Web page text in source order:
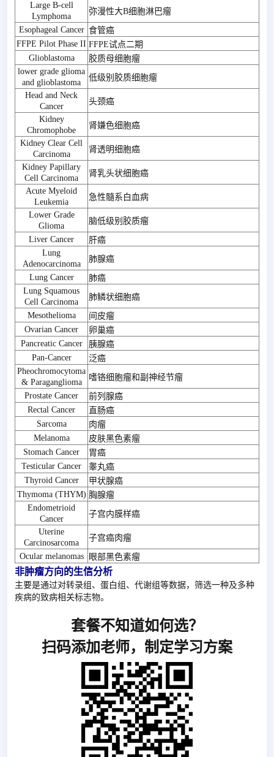
Large B-cell
Lymphoma
弥漫性大B细胞淋巴瘤
Esophageal Cancer 食管癌
FFPE Pilot Phase II FFPE试点二期
Glioblastoma
胶质母细胞瘤
lower grade glioma
and glioblastoma
低级别胶质细胞瘤
Head and Neck
Cancer
头颈癌
Kidney
Chromophobe
肾嫌色细胞癌
Kidney Clear Cell
Carcinoma
肾透明细胞癌
Kidney Papillary
Cell Carcinoma
肾乳头状细胞癌
Acute Myeloid
Leukemia
急性髓系白血病
Lower Grade
Glioma
脑低级别胶质瘤
Liver Cancer
肝癌
Lung
Adenocarcinoma
肺腺癌
Lung Cancer
肺癌
Lung Squamous
Cell Carcinoma
肺鳞状细胞癌
Mesothelioma
间皮瘤
Ovarian Cancer
卵巢癌
Pancreatic Cancer
胰腺癌
Pan-Cancer
泛癌
Pheochromocytoma
& Paraganglioma
嗜铬细胞瘤和副神经节瘤
Prostate Cancer
前列腺癌
Rectal Cancer
直肠癌
Sarcoma
肉瘤
Melanoma
皮肤黑色素瘤
Stomach Cancer
胃癌
Testicular Cancer
睾丸癌
Thyroid Cancer
甲状腺癌
Thymoma (THYM) 胸腺瘤
Endometrioid
Cancer
子宫内膜样癌
Uterine
Carcinosarcoma
子宫癌肉瘤
Ocular melanomas
眼部黑色素瘤
非肿瘤方向的生信分析
主要是通过对转录组、蛋白组、代谢组等数据，筛选一种及多种
疾病的致病相关标志物。
套餐不知道如何选？
扫码添加老师，制定学习方案